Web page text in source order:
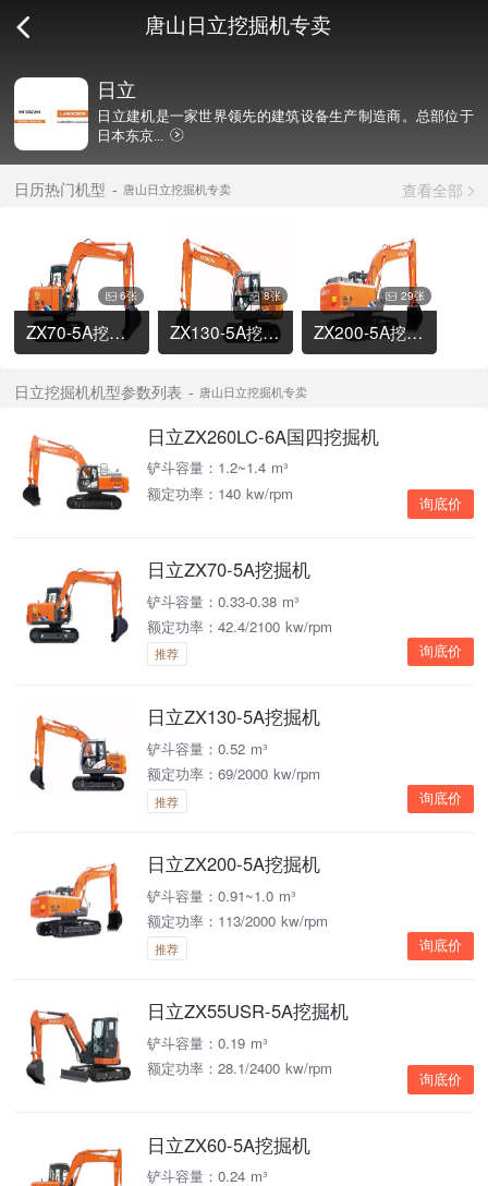
唐山日立挖掘机专卖
日立
日立建机是一家世界领先的建筑设备生产制造商。总部位于
日本东京...
日历热门机型 唐山日立挖掘机专卖 查看全部
6张
ZX70-5A挖掘机
8张
ZX130-5A挖掘机
29张
ZX200-5A挖掘机
日立挖掘机机型参数列表 唐山日立挖掘机专卖
日立ZX260LC-6A国四挖掘机
铲斗容量：1.2~1.4 m³
额定功率：140 kw/rpm
询底价
日立ZX70-5A挖掘机
铲斗容量：0.33-0.38 m³
额定功率：42.4/2100 kw/rpm
推荐 询底价
日立ZX130-5A挖掘机
铲斗容量：0.52 m³
额定功率：69/2000 kw/rpm
推荐 询底价
日立ZX200-5A挖掘机
铲斗容量：0.91~1.0 m³
额定功率：113/2000 kw/rpm
推荐 询底价
日立ZX55USR-5A挖掘机
铲斗容量：0.19 m³
额定功率：28.1/2400 kw/rpm
询底价
日立ZX60-5A挖掘机
铲斗容量：0.24 m³